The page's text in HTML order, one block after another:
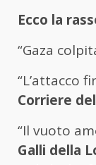
Ecco la
“Gaza
“L’attacco
Corriere
“Il vuoto
Galli della